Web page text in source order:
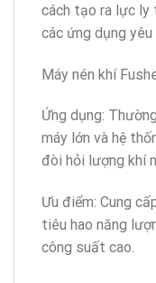
cách tạo ra lực ly
các ứng dụng yêu
Máy nén khí
Ứng dụng:
máy lớn và hệ
đòi hỏi lượng khí
Ưu điểm: Cung
tiêu hao năng
công suất cao.